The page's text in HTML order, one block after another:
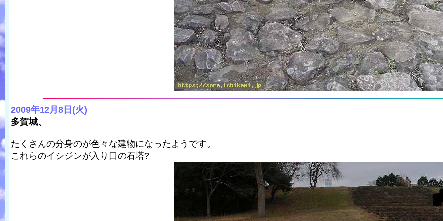
2009年12月8日(火)
多賀城、
たくさんの分身のが色々な建物になったようです。
これらのイシジンが入り口の石塔?